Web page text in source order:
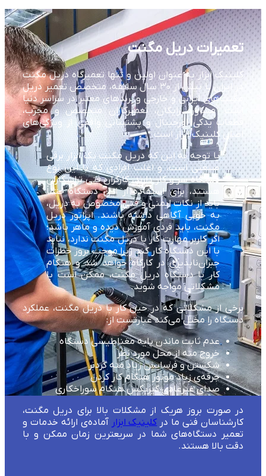
تعمیرات دریل مگنت
کلینیک ابزار به عنوان اولین و تنها تعمیرگاه دریل مگنت
در ایران با بیش از ۳۰ سال سابقه، متخصص تعمیر دریل
مگنت‌های ایرانی و خارجی و برندهای معتبر در سراسر دنیا
است. مشاوره رایگان، تعمیرکاران متخصص و مجرب،
قطعات یدکی اورجینال و پشتیبانی واقعی از ویژگی‌های
اصلی کلینیک ابزار است.
با توجه به این که دریل مگنت یک ابزار برقی
صنعتی است، و اغلب افرادی که با این نوع
دستگاه سر و کار دارند، کارگران فنی تراشکاران
هستند، برای استفاده از این دستگاه حتماً
باید از نکات ایمنی و فنی مخصوص به دریل،
به خوبی آگاهی داشته باشند. اپراتور دریل
مگنت، باید فردی آموزش دیده و ماهر باشد؛
اگر کاربر مهارت کار با دریل مگنت ندارد، نباید
با این دستگاه کار کند زیرا موجب بروز خطرات
جبران‌ناپذیری در کارگاه خواهد شد و هنگام
کار با دستگاه دریل مگنت، ممکن است با
مشکلاتی مواجه شوید.
برخی از مشکلاتی که در حین کار با دریل مگنت، عملکرد
دستگاه را مختل می‌کند عبارتست از:
عدم ثابت ماندن پایه مغناطیسی دستگاه
خروج مته از محل مورد نظر
شکستن و فرسایش زیاد مته گردبر
جرقه‌ی زیاد موتور هنگام کار کردن
صدای غیرعادی گیربکس هنگام سوراخکاری
در صورت بروز هریک از مشکلات بالا برای دریل مگنت،
کارشناسان فنی ما درکلینیک ابزار آماده‌ی ارائه خدمات و
تعمیر دستگاه‌های شما در سریعترین زمان ممکن و با
دقت بالا هستند.